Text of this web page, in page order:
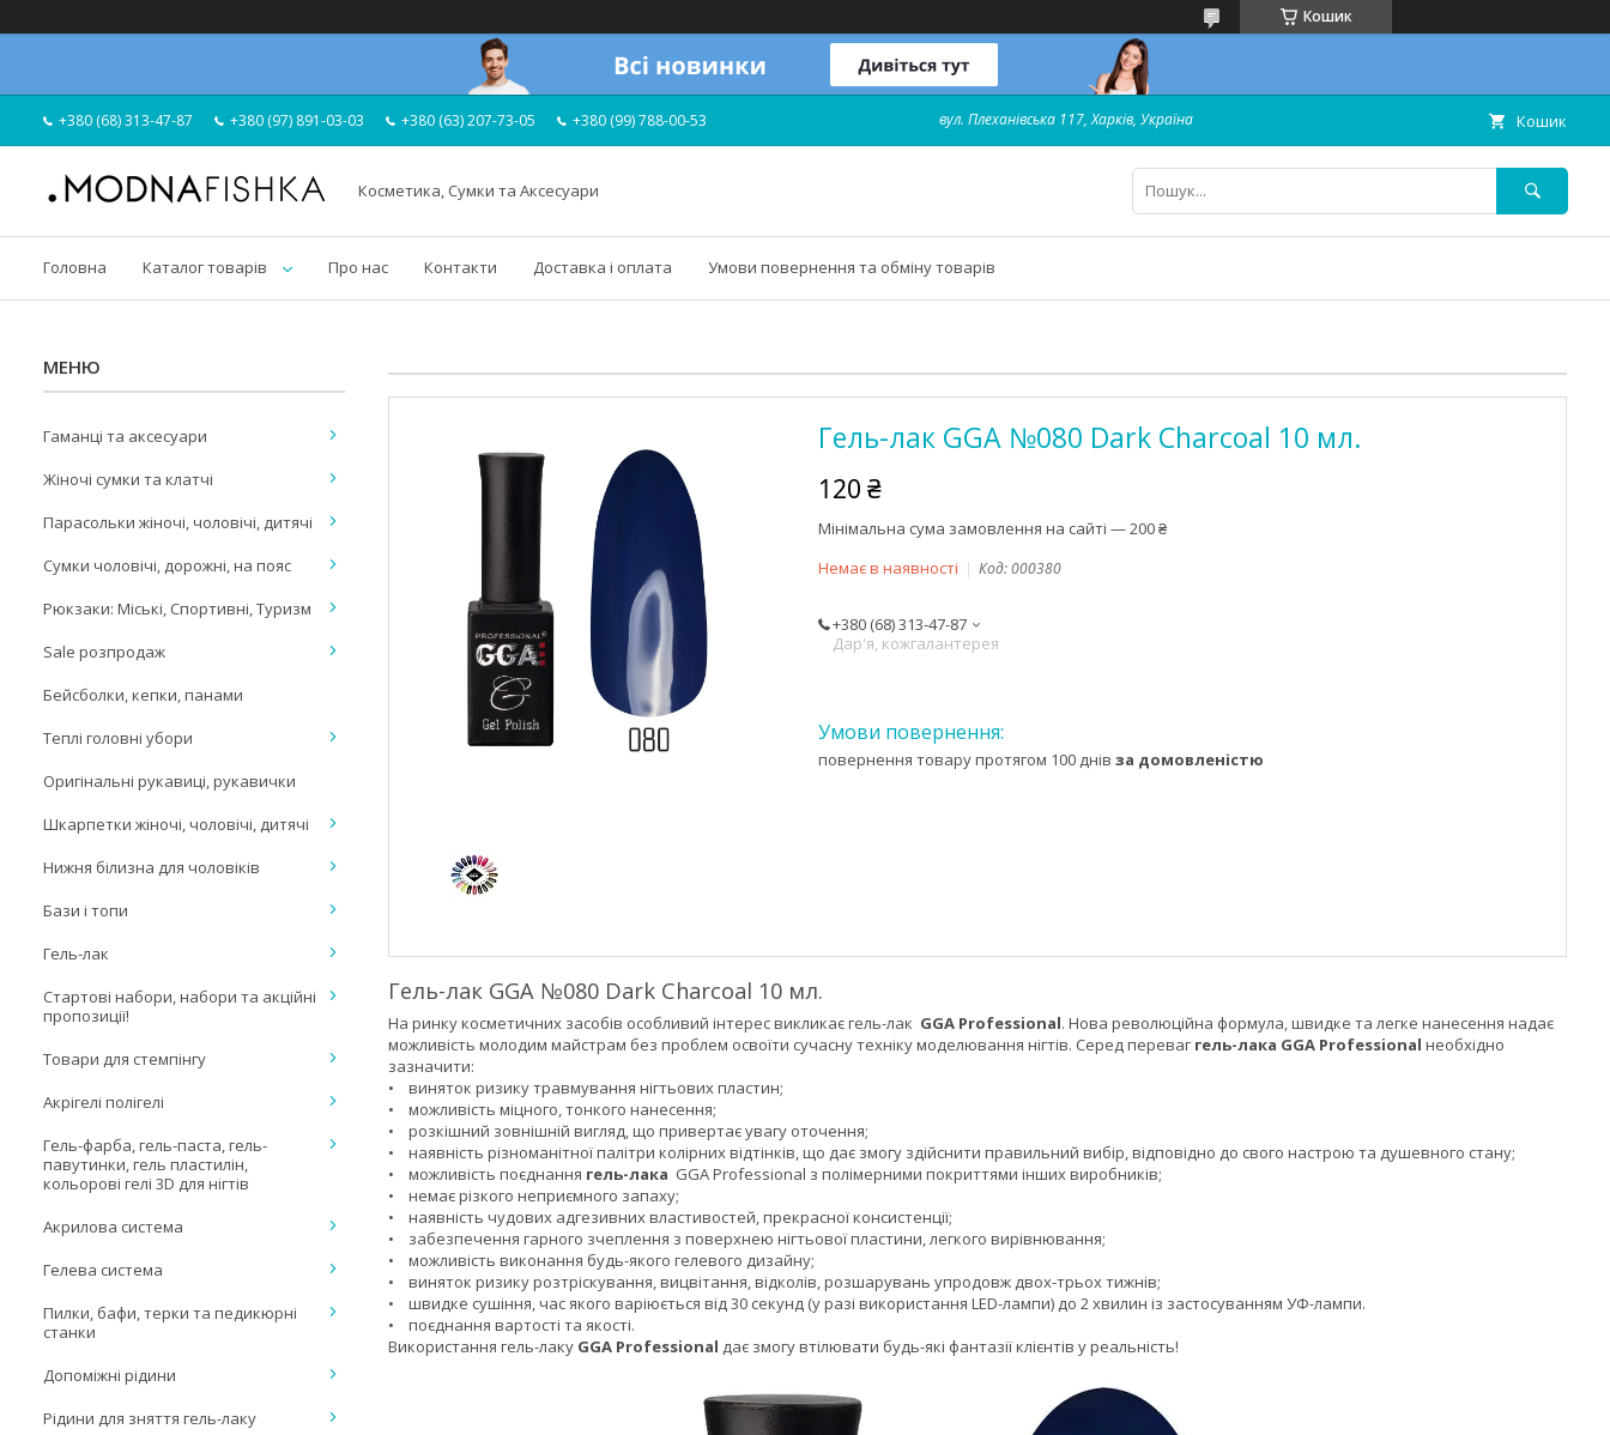
Кошик
+380 (68) 313-47-87 +380 (97) 891-03-03 +380 (63) 207-73-05 +380 (99) 788-00-53 вул. Плеханівська 117, Харків, Україна Кошик
Косметика, Сумки та Аксесуари
Головна Каталог товарів Про нас Контакти Доставка і оплата Умови повернення та обміну товарів
Гель-лак GGA №080 Dark Charcoal 10 мл.
120 ₴
Мінімальна сума замовлення на сайті — 200 ₴
Немає в наявності
Код:000380
+380 (68) 313-47-87
Дар'я, кожгалантерея
повернення товару протягом 100 днів за домовленістю
Гель-лак GGA №080 Dark Charcoal 10 мл.
На ринку косметичних засобів особливий інтерес викликає гель-лак GGA Professional. Нова революційна формула, швидке та легке нанесення надає
можливість молодим майстрам без проблем освоїти сучасну техніку моделювання нігтів. Серед переваг гель-лака GGA Professional необхідно
зазначити:
• виняток ризику травмування нігтьових пластин;
• можливість міцного, тонкого нанесення;
• розкішний зовнішній вигляд, що привертає увагу оточення;
• наявність різноманітної палітри колірних відтінків, що дає змогу здійснити правильний вибір, відповідно до свого настрою та душевного стану;
• можливість поєднання гель-лака GGA Professional з полімерними покриттями інших виробників;
• немає різкого неприємного запаху;
• наявність чудових адгезивних властивостей, прекрасної консистенції;
• забезпечення гарного зчеплення з поверхнею нігтьової пластини, легкого вирівнювання;
• можливість виконання будь-якого гелевого дизайну;
• виняток ризику розтріскування, вицвітання, відколів, розшарувань упродовж двох-трьох тижнів;
• швидке сушіння, час якого варіюється від 30 секунд (у разі використання LED-лампи) до 2 хвилин із застосуванням УФ-лампи.
• поєднання вартості та якості.
Використання гель-лаку GGA Professional дає змогу втілювати будь-які фантазії клієнтів у реальність!
Гаманці та аксесуари
Жіночі сумки та клатчі
Парасольки жіночі, чоловічі, дитячі
Сумки чоловічі, дорожні, на пояс
Рюкзаки: Міські, Спортивні, Туризм
Sale розпродаж
Бейсболки, кепки, панами
Теплі головні убори
Оригінальні рукавиці, рукавички
Шкарпетки жіночі, чоловічі, дитячі
Нижня білизна для чоловіків
Бази і топи
Гель-лак
Стартові набори, набори та акційні
пропозиції!
Товари для стемпінгу
Акрігелі полігелі
Гель-фарба, гель-паста, гель-
павутинки, гель пластилін,
кольорові гелі 3D для нігтів
Акрилова система
Гелева система
Пилки, бафи, терки та педикюрні
станки
Допоміжні рідини
Рідини для зняття гель-лаку